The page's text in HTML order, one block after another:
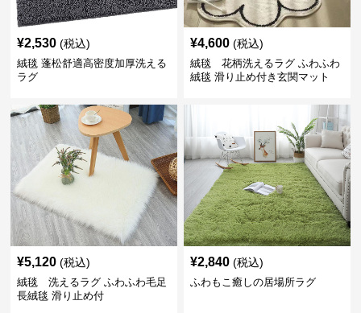
¥2,530 (税込)
絨毯 蓬松舒適高密度加厚洗える
ラグ
¥4,600 (税込)
絨毯 花柄洗えるラグ ふわふわ
絨毯 滑り止め付き玄関マット
¥5,120 (税込)
絨毯 洗えるラグ ふわふわ毛足
長絨毯 滑り止め付
¥2,840 (税込)
ふわもこ癒しの居場所ラグ